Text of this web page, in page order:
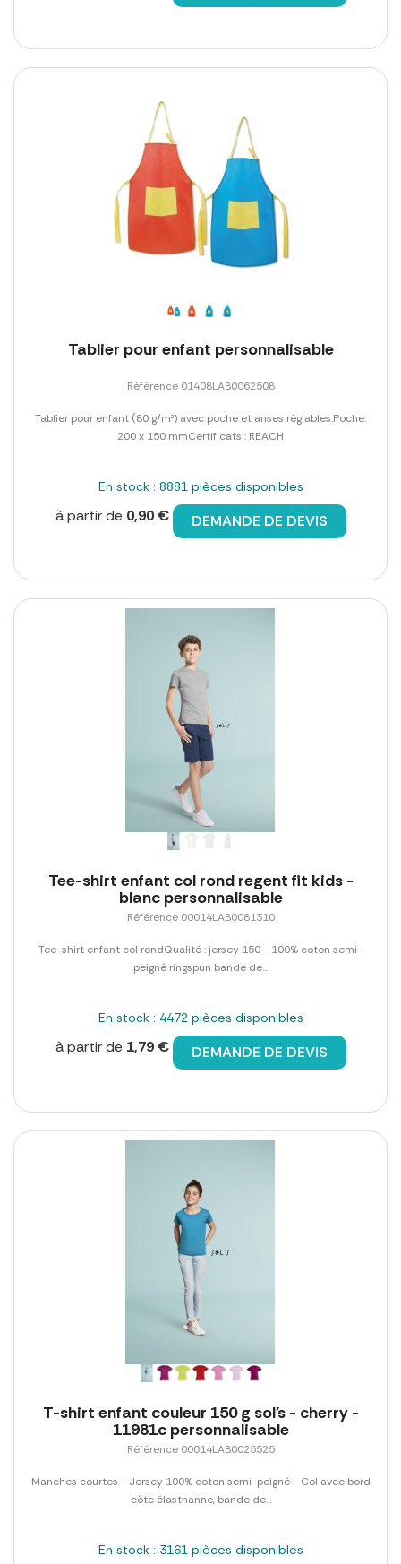
Tablier pour enfant personnalisable
Référence 01408LAB0062508
Tablier pour enfant (80 g/m²) avec poche et anses réglables.Poche:
200 x 150 mmCertificats : REACH
En stock : 8881 pièces disponibles
à partir de 0,90 € DEMANDE DE DEVIS
Tee-shirt enfant col rond regent fit kids -
blanc personnalisable
Référence 00014LAB0081310
Tee-shirt enfant col rondQualité : jersey 150 - 100% coton semi-
peigné ringspun bande de...
En stock : 4472 pièces disponibles
à partir de 1,79 € DEMANDE DE DEVIS
T-shirt enfant couleur 150 g sol's - cherry -
11981c personnalisable
Référence 00014LAB0025525
Manches courtes - Jersey 100% coton semi-peigné - Col avec bord
côte élasthanne, bande de...
En stock : 3161 pièces disponibles